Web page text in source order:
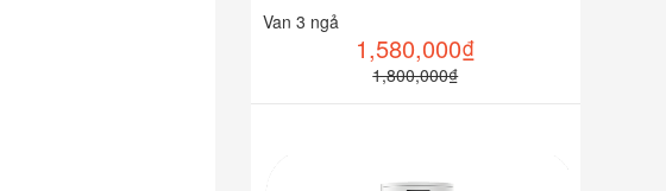
Van 3 ngả
1,580,000₫
1,800,000₫